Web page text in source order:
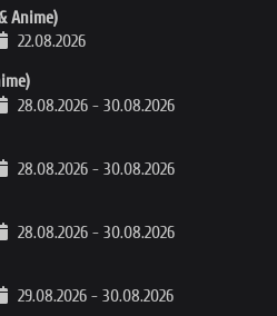
Anime)
22.08.2026
28.08.2026 - 30.08.2026
28.08.2026 - 30.08.2026
28.08.2026 - 30.08.2026
29.08.2026 - 30.08.2026